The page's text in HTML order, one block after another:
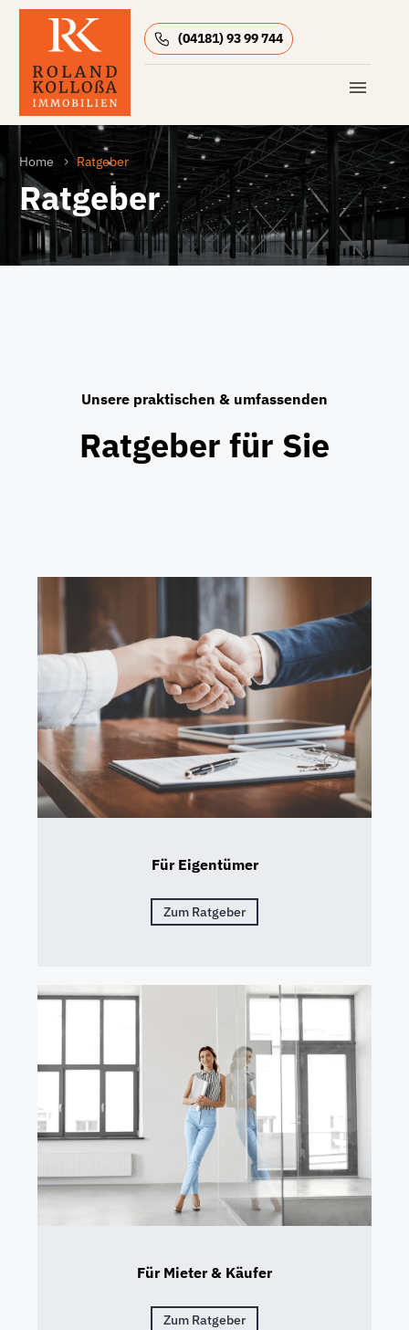
(04181) 93 99 744
Home Ratgeber
Ratgeber
Unsere praktischen & umfassenden
Ratgeber für Sie
Für Eigentümer
Zum Ratgeber
Für Mieter & Käufer
Zum Ratgeber